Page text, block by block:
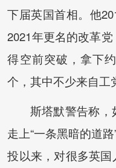
下届英国首相。他
2021年更名的改革
得空前突破，拿下
个，其中不少来自工
斯塔默警告称
走上“一条黑暗的道
投以来，对很多英